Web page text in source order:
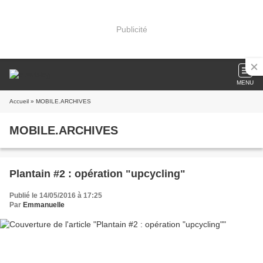
Publicité
MENU
Accueil » MOBILE.ARCHIVES
MOBILE.ARCHIVES
Plantain #2 : opération "upcycling"
Publié le 14/05/2016 à 17:25
Par Emmanuelle